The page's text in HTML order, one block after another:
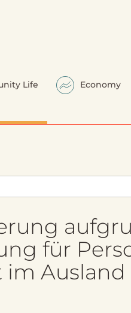
Life Economy
für
Ausland